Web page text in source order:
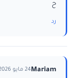
ح
رد
Mariam24 مايو 2026